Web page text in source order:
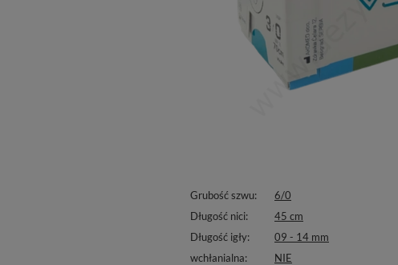
Grubość szwu
6/0
Długość nici
45 cm
Długość igły
09 - 14 mm
wchłanialna
NIE